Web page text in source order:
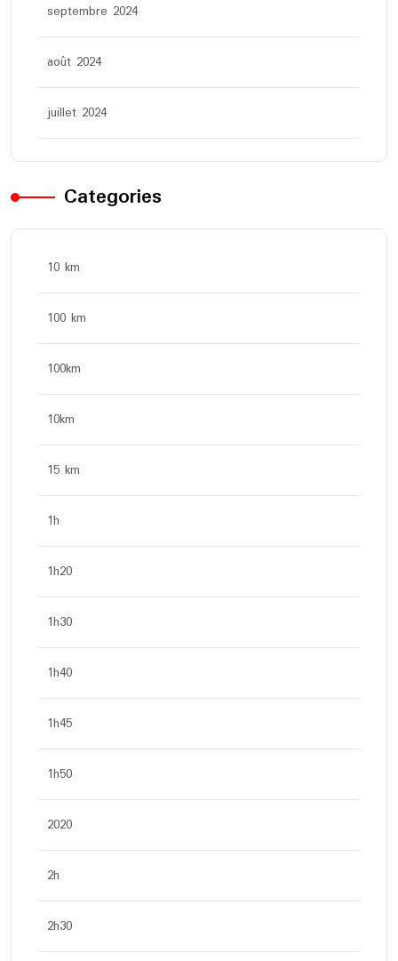
septembre 2024
août 2024
juillet 2024
Categories
10 km
100 km
100km
10km
15 km
1h
1h20
1h30
1h40
1h45
1h50
2020
2h
2h30